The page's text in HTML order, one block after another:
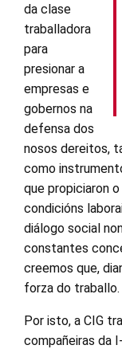
da clase
traballadora
para
presionar a
empresas e
gobernos na
defensa dos
nosos dereitos,
como
que propiciaron
condicións
diálogo social
constantes
creemos que,
forza do traballo.
Por isto, a CIG
compañeiras da